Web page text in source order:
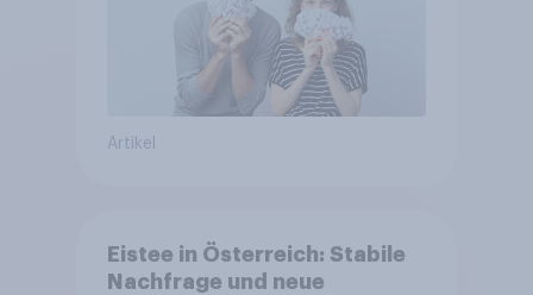
Artikel
Eistee in Österreich: Stabile
Nachfrage und neue